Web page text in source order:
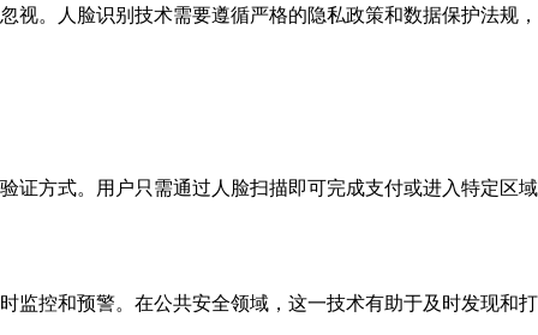
视。人脸识别技术需要遵循严格的隐私政策和数据保护法规
证方式。用户只需通过人脸扫描即可完成支付或进入特定区
监控和预警。在公共安全领域，这一技术有助于及时发现和